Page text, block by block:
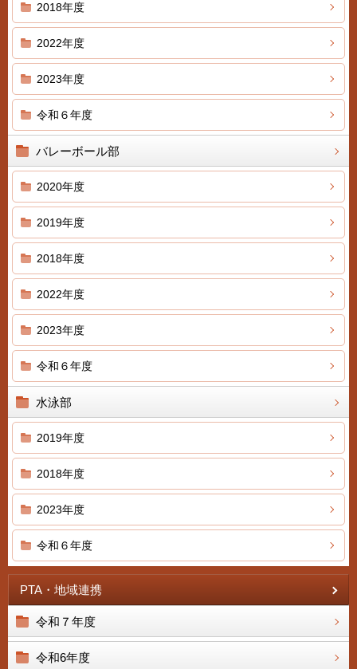
2018年度
2022年度
2023年度
令和６年度
バレーボール部
2020年度
2019年度
2018年度
2022年度
2023年度
令和６年度
水泳部
2019年度
2018年度
2023年度
令和６年度
PTA・地域連携
令和７年度
令和6年度